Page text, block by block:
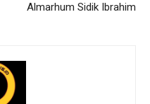
Almarhum Sidik Ibrahim